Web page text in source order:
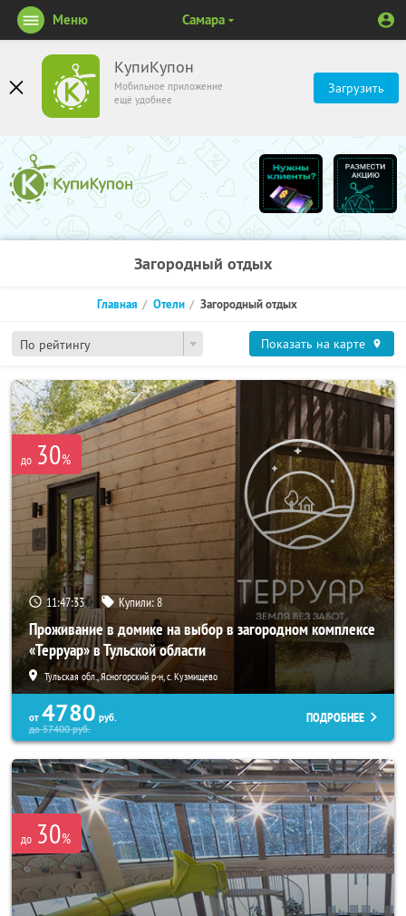
КупиКупон
Мобильное приложение
ещё удобнее
Загрузить
Меню Самара
Загородный отдых
По рейтингу
Главная Отели Загородный отдых
Показать на карте
до 30%
11:47:31 Купили:8
Проживание в домике на выбор в загородном комплексе
«Терруар» в Тульской области
Тульская обл., Ясногорский р-н, с. Кузмищево
от 4780 руб.
до57400руб.
ПОДРОБНЕЕ
до 30%